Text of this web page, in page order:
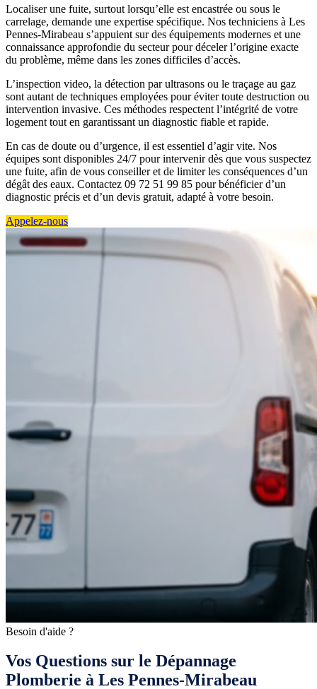
Localiser une fuite, surtout lorsqu’elle est encastrée ou sous le
carrelage, demande une expertise spécifique. Nos techniciens à Les
Pennes-Mirabeau s’appuient sur des équipements modernes et une
connaissance approfondie du secteur pour déceler l’origine exacte
du problème, même dans les zones difficiles d’accès.
L’inspection video, la détection par ultrasons ou le traçage au gaz
sont autant de techniques employées pour éviter toute destruction ou
intervention invasive. Ces méthodes respectent l’intégrité de votre
logement tout en garantissant un diagnostic fiable et rapide.
En cas de doute ou d’urgence, il est essentiel d’agir vite. Nos
équipes sont disponibles 24/7 pour intervenir dès que vous suspectez
une fuite, afin de vous conseiller et de limiter les conséquences d’un
dégât des eaux. Contactez 09 72 51 99 85 pour bénéficier d’un
diagnostic précis et d’un devis gratuit, adapté à votre besoin.
Appelez-nous
Besoin d'aide ?
Vos Questions sur le Dépannage
Plomberie à Les Pennes-Mirabeau